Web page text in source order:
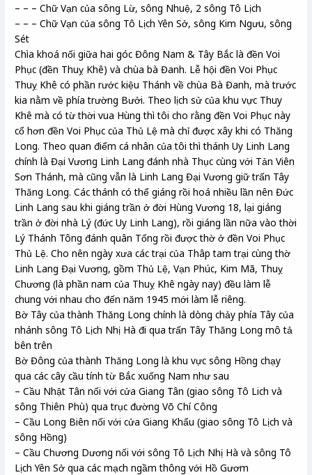
– – – Chữ Vạn của sông Lừ, sông Nhuệ, 2 sông Tô Lịch
– – – Chữ Vạn của sông Tô Lịch Yên Sở, sông Kim Ngưu, sông
Sét
Chìa khoá nối giữa hai góc Đông Nam & Tây Bắc là đền Voi
Phục (đền Thuỵ Khê) và chùa bà Đanh. Lễ hội đền Voi Phục
Thuỵ Khê có phần rước kiệu Thánh về chùa Bà Đanh, mà trước
kia nằm về phía trường Bưởi. Theo lịch sử của khu vực Thuy
Khê mà có từ thời vua Hùng thì tôi cho rằng đền Voi Phục này
cổ hơn đền Voi Phục của Thủ Lệ mà chỉ được xây khi có Thăng
Long. Theo quan điểm cá nhân của tôi thì thánh Uy Linh Lang
chính là Đại Vương Linh Lang đánh nhà Thục cùng với Tản Viên
Sơn Thánh, mà cũng vẫn là Linh Lang Đại Vương giữ trấn Tây
Thăng Long. Các thánh có thể giáng rồi hoá nhiều lần nên Đức
Linh Lang sau khi giáng trần ở đời Hùng Vương 18, lại giáng
trần ở đời nhà Lý (đức Uy Linh Lang), rồi giáng lần nữa vào thời
Lý Thánh Tông đánh quân Tống rồi được thờ ở đền Voi Phục
Thủ Lệ. Cho nên ngày xưa các trại của Thâp tam trại cùng thờ
Linh Lang Đại Vương, gồm Thủ Lệ, Vạn Phúc, Kim Mã, Thuỵ
Chương (là phần nam của Thuỵ Khê ngày nay) đều làm lễ
chung với nhau cho đến năm 1945 mới làm lễ riêng.
Bờ Tây của thành Thăng Long chính là dòng chảy phía Tây của
nhánh sông Tô Lịch Nhị Hà đi qua trấn Tây Thăng Long mô tả
bên trên
Bờ Đông của thành Thăng Long là khu vực sông Hồng chạy
qua các cây cầu tính từ Bắc xuống Nam như sau
– Cầu Nhật Tân nối với cửa Giang Tân (giao sông Tô Lich và
sông Thiên Phù) qua trục đường Võ Chí Công
– Cầu Long Biên nối với cửa Giang Khẩu (giao sông Tô Lịch và
sông Hồng)
– Cầu Chương Dương nối với sông Tô Lịch Nhị Hà và sông Tô
Lịch Yên Sở qua các mạch ngầm thông với Hồ Gươm